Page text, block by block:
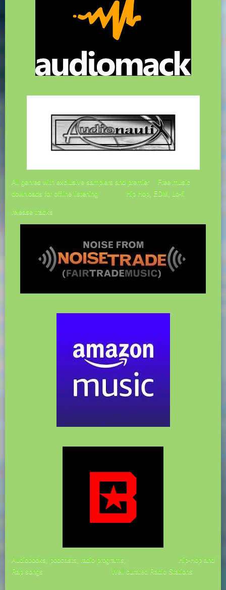
All genres with exclusive samplers and premier
Free music
downloads for offline listening Hip Hop, EDM, Lo-fi
release tracks
Audiobooks, podcasts, radio programs,
Hip-Hop and
Rap songs Well curated Radio Stations